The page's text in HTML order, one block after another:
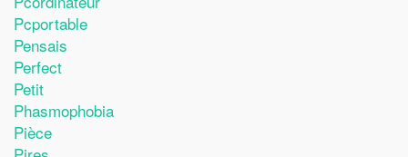
Pcportable
Pensais
Perfect
Petit
Phasmophobia
Pièce